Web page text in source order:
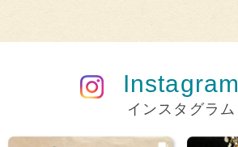
Instagram
インスタグラム